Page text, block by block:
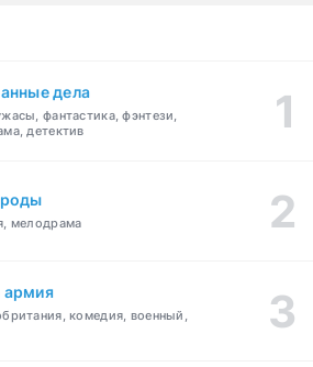
дела
фантастика, фэнтези,
детектив
мелодрама
армия
комедия, военный,